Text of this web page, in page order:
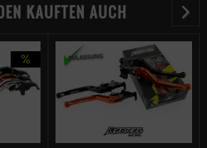
KAUFTEN AUCH